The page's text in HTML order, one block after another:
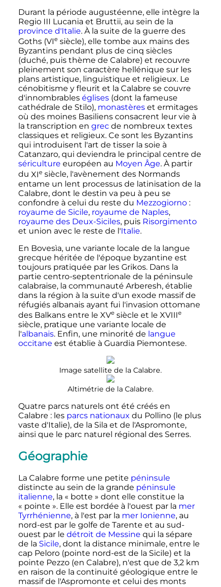
Durant la période augustéenne, elle intègre la
Regio III Lucania et Bruttii, au sein de la
province d'Italie. À la suite de la guerre des
Goths (VIe siècle), elle tombe aux mains des
Byzantins pendant plus de cinq siècles
(duché, puis thème de Calabre) et recouvre
pleinement son caractère hellénique sur les
plans artistique, linguistique et religieux. Le
cénobitisme y fleurit et la Calabre se couvre
d'innombrables églises(dont la fameuse
cathédrale de Stilo), monastèreset ermitages
où des moines Basiliens consacrent leur vie à
la transcription en grecde nombreux textes
classiques et religieux. Ce sont les Byzantins
qui introduisent l'art de tisser la soie à
Catanzaro, qui deviendra le principal centre de
sériculture européen au Moyen Âge. À partir
du XIe siècle, l'avènement des Normands
entame un lent processus de latinisation de la
Calabre, dont le destin va peu à peu se
confondre à celui du reste du Mezzogiorno :
royaume de Sicile, royaume de Naples,
royaume des Deux-Siciles, puis Risorgimento
et union avec le reste de l'Italie.
En Bovesìa, une variante locale de la langue
grecque héritée de l'époque byzantine est
toujours pratiquée par les Grikos. Dans la
partie centro-septentrionale de la péninsule
calabraise, la communauté Arberesh, établie
dans la région à la suite d'un exode massif de
réfugiés albanais ayant fui l'invasion ottomane
des Balkans entre le XVe siècle et le XVIIIe
siècle, pratique une variante locale de
l'albanais. Enfin, une minorité de langue
occitane est établie à Guardia Piemontese.
Image satellite de la Calabre.
Altimétrie de la Calabre.
Quatre parcs naturels ont été créés en
Calabre : les parcs nationaux du Pollino (le plus
vaste d'Italie), de la Sila et de l'Aspromonte,
ainsi que le parc naturel régional des Serres.
Géographie
La Calabre forme une petite péninsule
distincte au sein de la grande péninsule
italienne, la « botte » dont elle constitue la
« pointe ». Elle est bordée à l'ouest par la mer
Tyrrhénienne, à l'est par la mer Ionienne, au
nord-est par le golfe de Tarente et au sud-
ouest par le détroit de Messine qui la sépare
de la Sicile, dont la distance minimale, entre le
cap Peloro (pointe nord-est de la Sicile) et la
pointe Pezzo (en Calabre), n'est que de 3,2 km
en raison de la continuité géologique entre le
massif de l'Aspromonte et celui des monts